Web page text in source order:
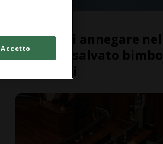
Rischia di annegare
di Como: salvato
Accetto